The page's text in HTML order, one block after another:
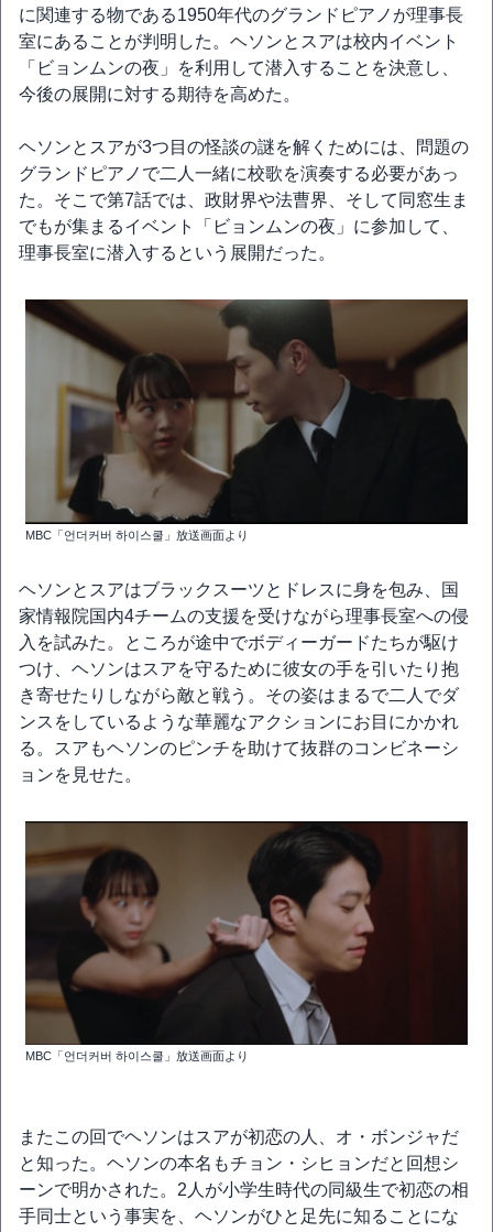
に関連する物である1950年代のグランドピアノが理事長
室にあることが判明した。ヘソンとスアは校内イベント
「ビョンムンの夜」を利用して潜入することを決意し、
今後の展開に対する期待を高めた。
ヘソンとスアが3つ目の怪談の謎を解くためには、問題の
グランドピアノで二人一緒に校歌を演奏する必要があっ
た。そこで第7話では、政財界や法曹界、そして同窓生ま
でもが集まるイベント「ビョンムンの夜」に参加して、
理事長室に潜入するという展開だった。
MBC「언더커버 하이스쿨」放送画面より
ヘソンとスアはブラックスーツとドレスに身を包み、国
家情報院国内4チームの支援を受けながら理事長室への侵
入を試みた。ところが途中でボディーガードたちが駆け
つけ、ヘソンはスアを守るために彼女の手を引いたり抱
き寄せたりしながら敵と戦う。その姿はまるで二人でダ
ンスをしているような華麗なアクションにお目にかかれ
る。スアもヘソンのピンチを助けて抜群のコンビネーシ
ョンを見せた。
MBC「언더커버 하이스쿨」放送画面より
またこの回でヘソンはスアが初恋の人、オ・ボンジャだ
と知った。ヘソンの本名もチョン・シヒョンだと回想シ
ーンで明かされた。2人が小学生時代の同級生で初恋の相
手同士という事実を、ヘソンがひと足先に知ることにな